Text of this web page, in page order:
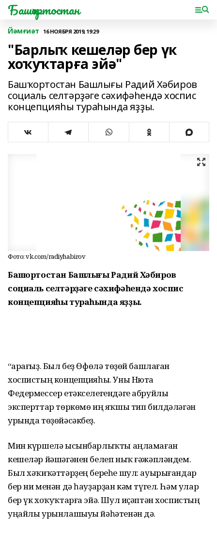
Башҡортостан
Йәмғиәт 16 НОЯБРЯ 2019, 19:29
"Барлыҡ кешеләр бер үк
хоҡуҡтарға эйә"
Башҡортостан Башлығы Радий Хәбиров
социаль селтәрҙәге сәхифәһендә хоспис
концепцияһы тураһында яҙҙы.
Фото: vk.com/radiyhabirov
Башҡортостан Башлығы Радий Хәбиров
социаль селтәрҙәге сәхифәһендә хоспис
концепцияһы тураһында яҙҙы.
“Ҡарағыҙ. Был беҙ Өфөлә төҙөй башлаған
хоспистың концепцияһы. Уны Нюта
Федермессер етәкселегендәге абруйлы
эксперттар төркөмө иң яҡшы тип билдәләгән
урында төҙөйәсәкбеҙ.
Мин күршелә ысынбарлыҡты аңламаған
кешеләр йәшәгәнен белеп ныҡ ғәжәпләндем.
Был хәҡиҡәттәрҙең береһе шул: ауырығандар
бер ни менән дә һауҙарҙан кәм түгел. Һәм улар
бер үк хоҡуҡтарға эйә. Шул иҫәптән хоспистың
уңайлы урынлашыуы йәһәтенән дә.